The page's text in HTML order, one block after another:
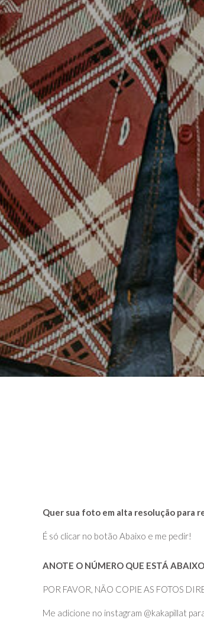
Quer sua foto em alta resolução para
É só clicar no botão Abaixo e me pedir!
ANOTE O NÚMERO QUE ESTÁ
POR FAVOR, NÃO COPIE AS FOTOS
Me adicione no instagram @kakapillat